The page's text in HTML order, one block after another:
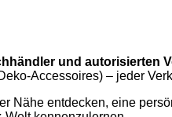
und autorisierten
Accessoires) – jeder
Nähe entdecken, eine